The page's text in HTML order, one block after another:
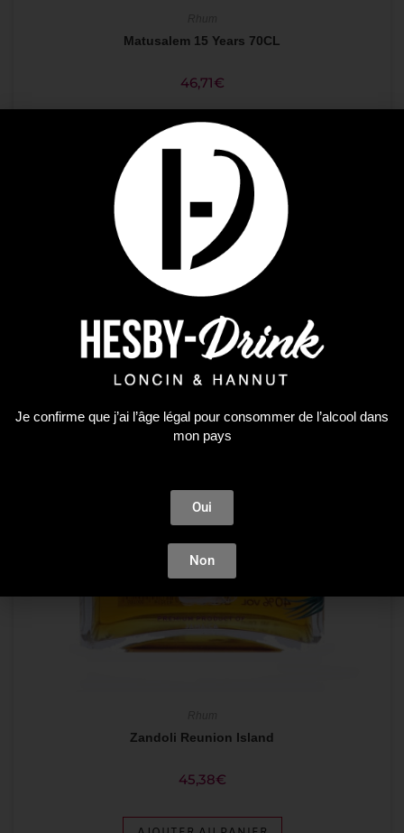
Matusalem 15 Years 70CL
46,71€
AJOUTER AU PANIER
Plus que 1 en stock !
Zandoli Reunion Island
45,38€
Je confirme que j’ai l’âge légal pour consommer de l’alcool dans
mon pays
Oui
Non